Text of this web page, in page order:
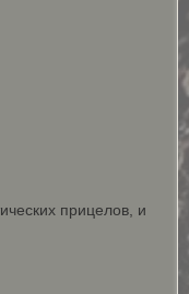
прицелов, и